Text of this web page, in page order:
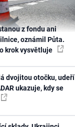
z fondu ani
oznámil Půta.
krok vysvětluje
dvojitou otočku, udeří
ukazuje, kdy se